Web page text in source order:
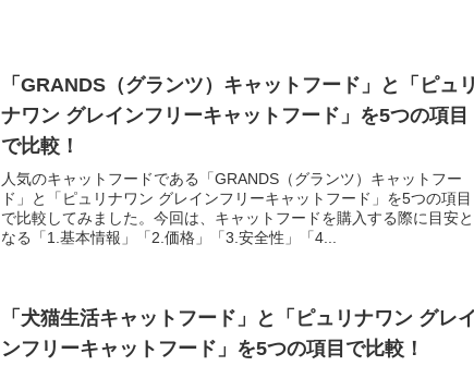
「GRANDS（グランツ）キャットフード」と「ピュリ
ナワン グレインフリーキャットフード」を5つの項目
で比較！
人気のキャットフードである「GRANDS（グランツ）キャットフー
ド」と「ピュリナワン グレインフリーキャットフード」を5つの項目
で比較してみました。今回は、キャットフードを購入する際に目安と
なる「1.基本情報」「2.価格」「3.安全性」「4...
「犬猫生活キャットフード」と「ピュリナワン グレイ
ンフリーキャットフード」を5つの項目で比較！